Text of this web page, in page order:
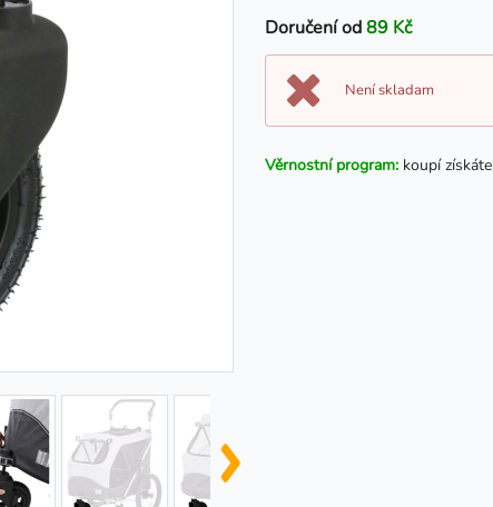
Doručení od89 Kč
Není skladam
Věrnostní program: koupí získáte